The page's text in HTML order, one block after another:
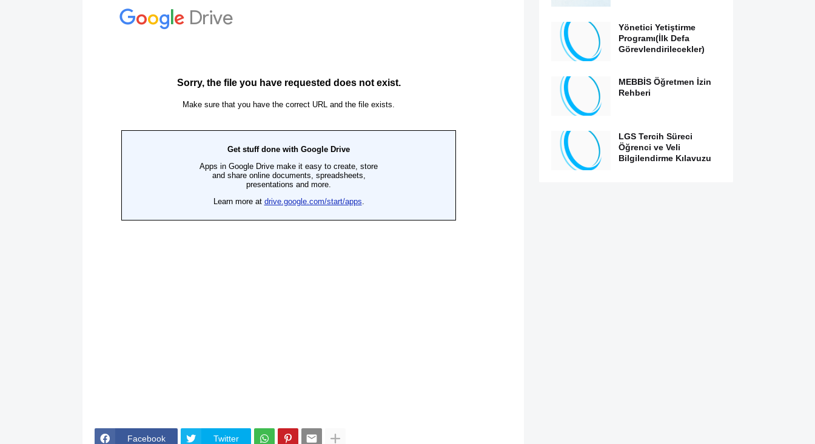
Facebook Twitter
Yönetici Yetiştirme
Programı(İlk Defa
Görevlendirilecekler)
MEBBİS Öğretmen İzin
Rehberi
LGS Tercih Süreci
Öğrenci ve Veli
Bilgilendirme Kılavuzu